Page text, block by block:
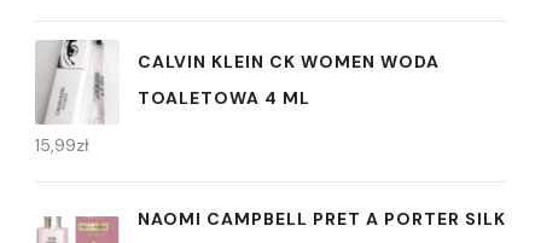
CALVIN KLEIN CK WOMEN WODA
TOALETOWA 4 ML
15,99zł
NAOMI CAMPBELL PRET A PORTER SILK